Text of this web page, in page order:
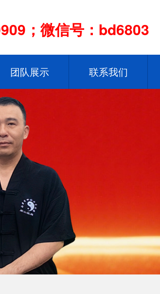
；微信号：bd6803
团队展示 联系我们